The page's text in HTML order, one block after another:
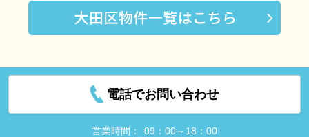
電話でお問い合わせ
営業時間：
09：00～18：00